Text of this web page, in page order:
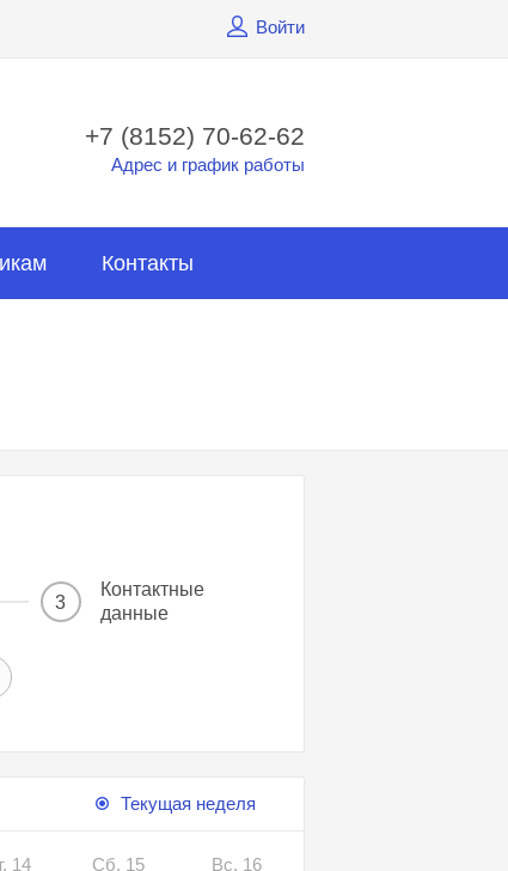
Войти
+7 (8152) 70-62-62
Адрес и график работы
Контакты
3
Контактные
данные
Текущая неделя
14 Сб, 15 Вс, 16